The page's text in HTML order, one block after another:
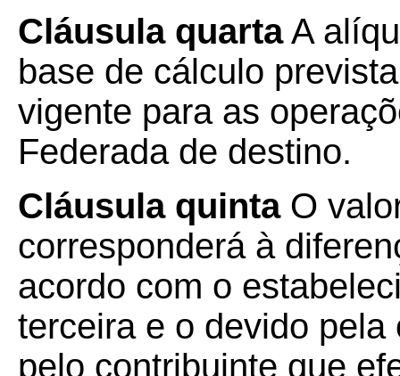
Cláusula quartaA
base de cálculo
vigente para as
Federada de destino.
Cláusula quintaO
corresponderá à
acordo com o
terceira e o devido
pelo contribuinte que